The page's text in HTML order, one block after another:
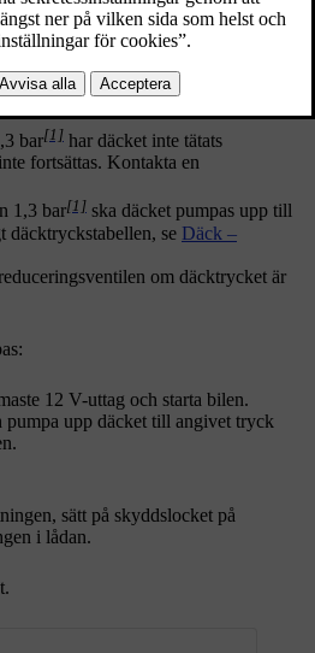
dit ventilanslutningen till botten på
bar[1] har däcket inte tätats
fortsättas. Kontakta en
1,3 bar[1] ska däcket pumpas upp till
däcktryckstabellen, se Däck –
om däcktrycket är
12 V-uttag och starta bilen.
pumpa upp däcket till angivet tryck
sätt på skyddslocket på
i lådan.